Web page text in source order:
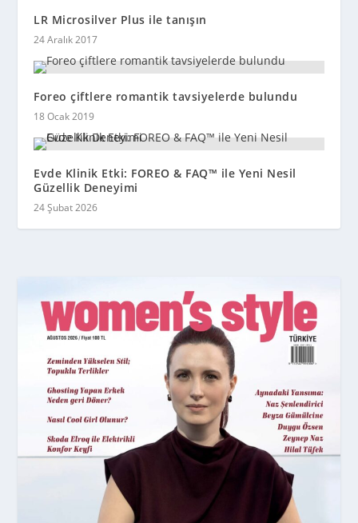
LR Microsilver Plus ile tanışın
24 Aralık 2017
Foreo çiftlere romantik tavsiyelerde bulundu
18 Ocak 2019
Evde Klinik Etki: FOREO & FAQ™ ile Yeni Nesil
Güzellik Deneyimi
24 Şubat 2026